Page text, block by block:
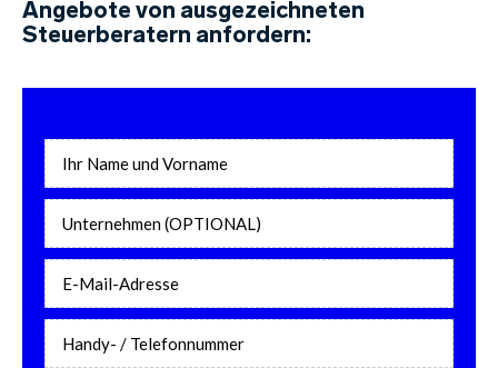
Angebote von ausgezeichneten
Steuerberatern anfordern: